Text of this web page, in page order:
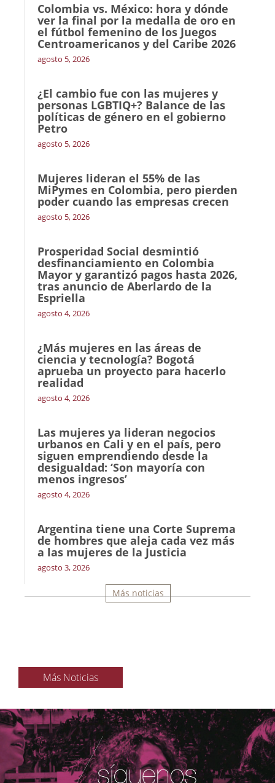
Colombia vs. México: hora y dónde
ver la final por la medalla de oro en
el fútbol femenino de los Juegos
Centroamericanos y del Caribe 2026
agosto 5, 2026
¿El cambio fue con las mujeres y
personas LGBTIQ+? Balance de las
políticas de género en el gobierno
Petro
agosto 5, 2026
Mujeres lideran el 55% de las
MiPymes en Colombia, pero pierden
poder cuando las empresas crecen
agosto 5, 2026
Prosperidad Social desmintió
desfinanciamiento en Colombia
Mayor y garantizó pagos hasta 2026,
tras anuncio de Aberlardo de la
Espriella
agosto 4, 2026
¿Más mujeres en las áreas de
ciencia y tecnología? Bogotá
aprueba un proyecto para hacerlo
realidad
agosto 4, 2026
Las mujeres ya lideran negocios
urbanos en Cali y en el país, pero
siguen emprendiendo desde la
desigualdad: ‘Son mayoría con
menos ingresos’
agosto 4, 2026
Argentina tiene una Corte Suprema
de hombres que aleja cada vez más
a las mujeres de la Justicia
agosto 3, 2026
Más noticias
Más Noticias